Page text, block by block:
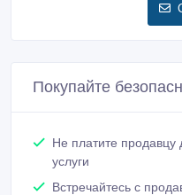
Покупайте
Не платите продавцу
услуги
Встречайтесь с